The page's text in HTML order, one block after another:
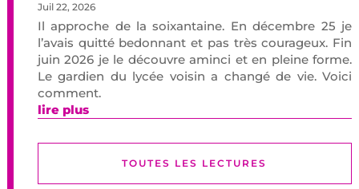
Juil 22, 2026
Il approche de la soixantaine. En décembre 25 je
l’avais quitté bedonnant et pas très courageux. Fin
juin 2026 je le découvre aminci et en pleine forme.
Le gardien du lycée voisin a changé de vie. Voici
comment.
lire plus
TOUTES LES LECTURES